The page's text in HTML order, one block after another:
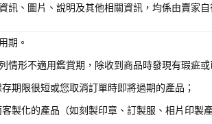
訊、圖片、說明及其他相關資訊，均係由賣家
期。
情形不適用鑑賞期，除收到商品時發現有瑕疵
期限很短或您取消訂單時即將過期的產品；
客製化的產品（如刻製印章、訂製服、相片印製